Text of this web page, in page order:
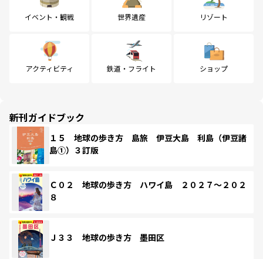
イベント・観戦 世界遺産 リゾート
アクティビティ 鉄道・フライト ショップ
新刊ガイドブック
１５ 地球の歩き方 島旅 伊豆大島 利島（伊豆諸
島①）３訂版
Ｃ０２ 地球の歩き方 ハワイ島 ２０２７～２０２
８
Ｊ３３ 地球の歩き方 墨田区